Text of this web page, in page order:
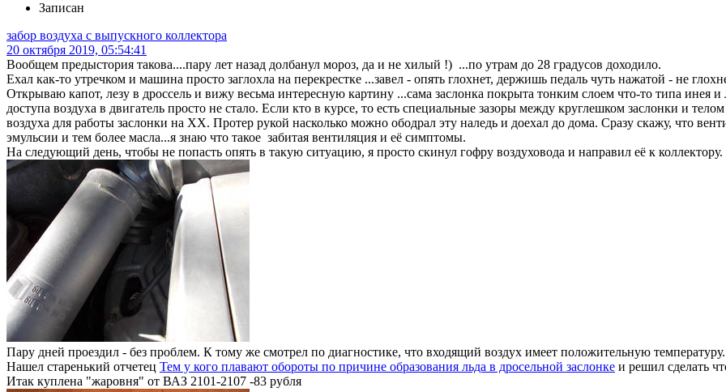
Записан
забор воздуха с выпускного коллектора
20 октября 2019, 05:54:41
Вообщем предыстория такова....пару лет назад долбанул мороз, да и не хилый !) ...по утрам до 28 градусов доходило.
Ехал как-то утречком и машина просто заглохла на перекрестке ...завел - опять глохнет, держишь педаль чуть нажатой - не
Открываю капот, лезу в дроссель и вижу весьма интересную картину ...сама заслонка покрыта тонким слоем что-то типа инея и
доступа воздуха в двигатель просто не стало. Если кто в курсе, то есть специальные зазоры между круглешком заслонки и
воздуха для работы заслонки на ХХ. Протер рукой насколько можно ободрал эту наледь и доехал до дома. Сразу скажу, что
эмульсии и тем более масла...я знаю что такое забитая вентиляция и её симптомы.
На следующий день, чтобы не попасть опять в такую ситуацию, я просто скинул гофру воздуховода и направил её к
Пару дней проездил - без проблем. К тому же смотрел по диагностике, что входящий воздух имеет положительную
Нашел старенький отчетец Тем у кого плавают обороты по причине образования льда в дросельной заслонке и решил сделать
Итак куплена "жаровня" от ВАЗ 2101-2107 -83 рубля